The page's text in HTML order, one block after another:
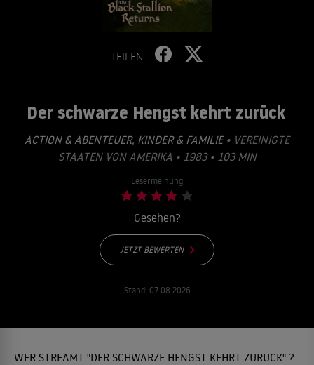
TEILEN
Der schwarze Hengst kehrt zurück
ACTION & ABENTEUER, KINDER & FAMILIE• VEREINIGTE
STAATEN VON AMERIKA • 1983 • 103 MIN
Lesermeinung
Gesehen?
JETZT BEWERTEN
Stand: 07.08.2026
WER STREAMT "DER SCHWARZE HENGST KEHRT ZURÜCK" ?